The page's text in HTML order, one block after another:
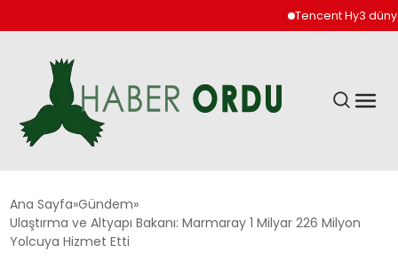
Tencent Hy3 dünya
GÜNDEM
DÜNYA
Ana Sayfa Gündem
Ulaştırma ve Altyapı Bakanı: Marmaray 1 Milyar 226 Milyon
Yolcuya Hizmet Etti